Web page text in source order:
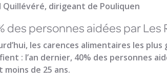
Quillévéré, dirigeant de Pouliquen
des personnes aidées par
les carences alimentaires les
: l’an dernier, 40% des personnes
moins de 25 ans.